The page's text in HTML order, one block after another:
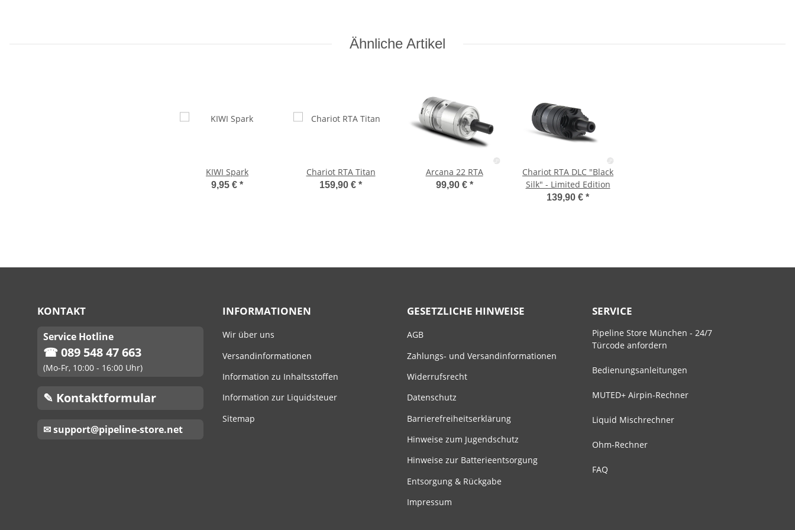
Ähnliche Artikel
KIWI Spark
9,95 € *
Chariot RTA Titan
159,90 € *
Arcana 22 RTA
99,90 € *
Chariot RTA DLC "Black
Silk" - Limited Edition
139,90 € *
KONTAKT
Service Hotline
☎ 089 548 47 663
(Mo-Fr, 10:00 - 16:00 Uhr)
✎ Kontaktformular
✉ support@pipeline-store.net
INFORMATIONEN
Wir über uns
Versandinformationen
Information zu Inhaltsstoffen
Information zur Liquidsteuer
Sitemap
GESETZLICHE HINWEISE
AGB
Zahlungs- und Versandinformationen
Widerrufsrecht
Datenschutz
Barrierefreiheitserklärung
Hinweise zum Jugendschutz
Hinweise zur Batterieentsorgung
Entsorgung & Rückgabe
Impressum
SERVICE
Pipeline Store München - 24/7
Türcode anfordern
Bedienungsanleitungen
MUTED+ Airpin-Rechner
Liquid Mischrechner
Ohm-Rechner
FAQ